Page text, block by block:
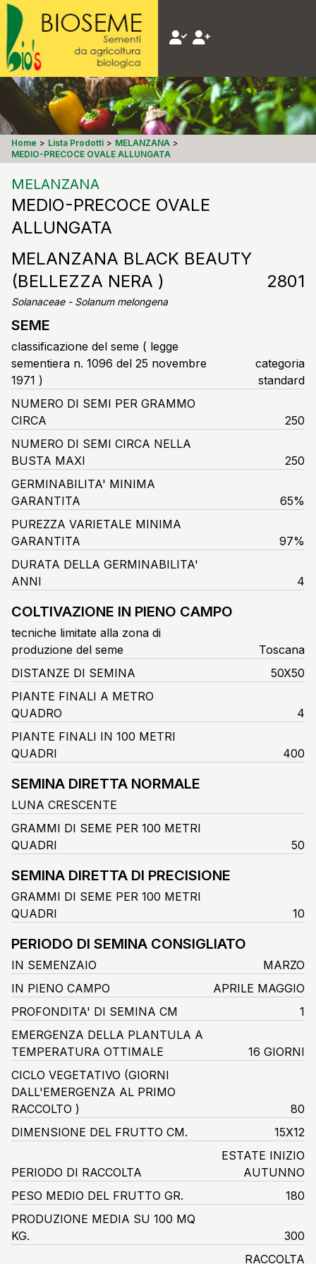
Home > Lista Prodotti > MELANZANA >
MEDIO-PRECOCE OVALE ALLUNGATA
MELANZANA
MEDIO-PRECOCE OVALE
ALLUNGATA
MELANZANA BLACK BEAUTY
(BELLEZZA NERA )
2801
Solanaceae - Solanum melongena
SEME
classificazione del seme ( legge
sementiera n. 1096 del 25 novembre
1971 )
categoria
standard
NUMERO DI SEMI PER GRAMMO
CIRCA
250
NUMERO DI SEMI CIRCA NELLA
BUSTA MAXI
250
GERMINABILITA' MINIMA
GARANTITA
65%
PUREZZA VARIETALE MINIMA
GARANTITA
97%
DURATA DELLA GERMINABILITA'
ANNI
4
COLTIVAZIONE IN PIENO CAMPO
tecniche limitate alla zona di
produzione del seme
Toscana
DISTANZE DI SEMINA
50X50
PIANTE FINALI A METRO
QUADRO
4
PIANTE FINALI IN 100 METRI
QUADRI
400
SEMINA DIRETTA NORMALE
LUNA CRESCENTE
GRAMMI DI SEME PER 100 METRI
QUADRI
50
SEMINA DIRETTA DI PRECISIONE
GRAMMI DI SEME PER 100 METRI
QUADRI
10
PERIODO DI SEMINA CONSIGLIATO
IN SEMENZAIO
MARZO
IN PIENO CAMPO
APRILE MAGGIO
PROFONDITA' DI SEMINA CM
1
EMERGENZA DELLA PLANTULA A
TEMPERATURA OTTIMALE
16 GIORNI
CICLO VEGETATIVO (GIORNI
DALL'EMERGENZA AL PRIMO
RACCOLTO )
80
DIMENSIONE DEL FRUTTO CM.
15X12
PERIODO DI RACCOLTA
ESTATE INIZIO
AUTUNNO
PESO MEDIO DEL FRUTTO GR.
180
PRODUZIONE MEDIA SU 100 MQ
KG.
300
RACCOLTA